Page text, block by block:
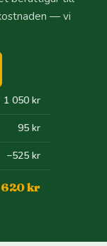
— vi
1 050 kr
95 kr
−525 kr
620 kr